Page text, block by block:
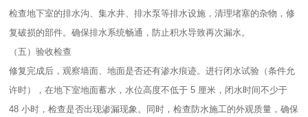
检查地下室的排水沟、集水井、排水泵等排水设施，清理堵塞的杂物，修
复破损的部件。确保排水系统畅通，防止积水导致再次漏水。​
（五）验收检查​
修复完成后，观察墙面、地面是否还有渗水痕迹。进行闭水试验（条件允
许时），在地下室地面蓄水，水位高度不低于 5 厘米，闭水时间不少于
48 小时，检查是否出现渗漏现象。同时，检查防水施工的外观质量，确保